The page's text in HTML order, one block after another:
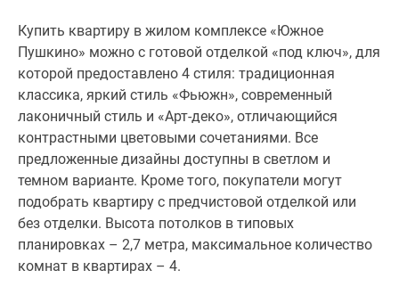
комнат
в
квартирах
–
4.
Купить квартиру в жилом комплексе «Южное
Пушкино» можно с готовой отделкой «под ключ», для
которой предоставлено 4 стиля: традиционная
классика, яркий стиль «Фьюжн», современный
лаконичный стиль и «Арт-деко», отличающийся
контрастными цветовыми сочетаниями. Все
предложенные дизайны доступны в светлом и
темном варианте. Кроме того, покупатели могут
подобрать квартиру с предчистовой отделкой или
без отделки. Высота потолков в типовых
планировках – 2,7 метра, максимальное количество
комнат в квартирах – 4.